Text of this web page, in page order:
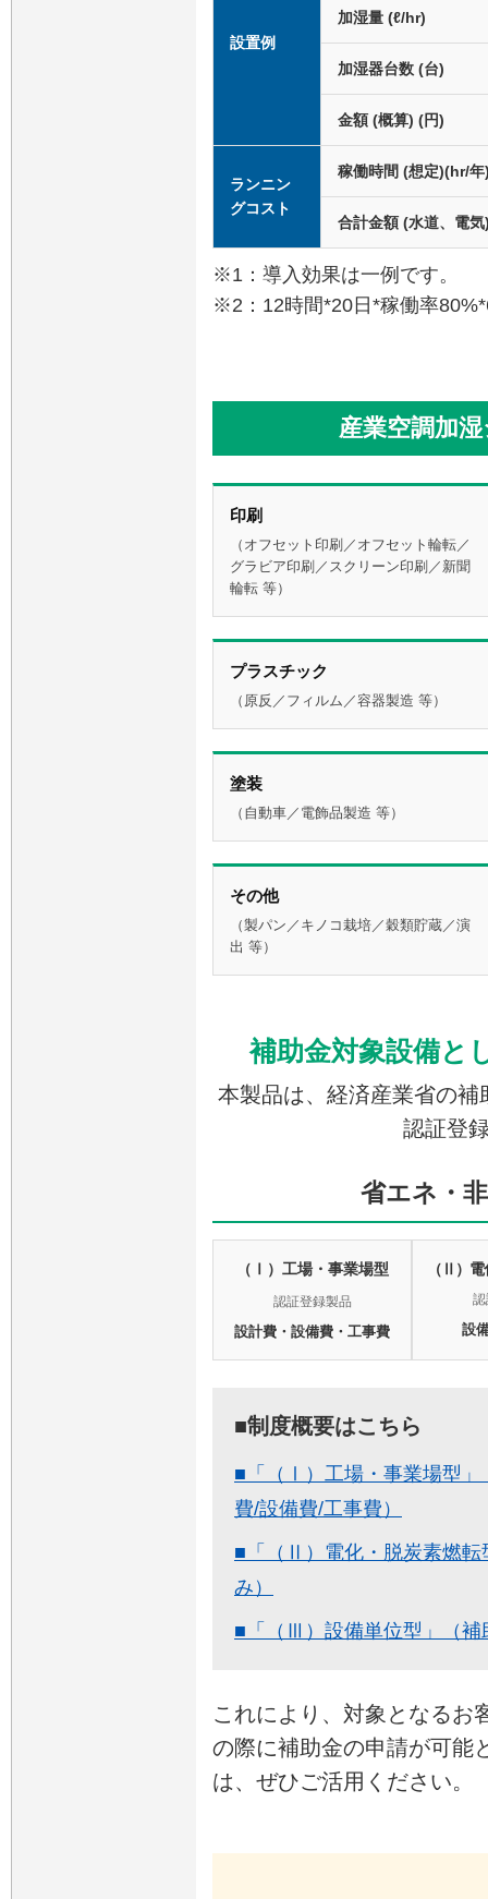
設置例
加湿量 (ℓ/hr)
加湿器台数 (台)
金額 (概算) (円)
ランニン
グコスト
稼働時間 (想定)(hr/年
合計金額 (水道、電
※1：導入効果は一例です。
※2：12時間*20日*稼働率
産業空調加
印刷
（オフセット印刷／オフセット輪転／
グラビア印刷／スクリーン印刷／新聞
輪転 等）
プラスチック
（原反／フィルム／容器製造 等）
塗装
（自動車／電飾品製造 等）
その他
（製パン／キノコ栽培／穀類貯蔵／演
出 等）
補助金対象設備と
本製品は、経済産業省の
認証登
省エネ・
（Ⅰ）工場・事業場型
認証登録製品
設計費・設備費・工事費
（Ⅱ）
設
■制度概要はこちら
■「（Ⅰ）工場・事業場型」
費/設備費/工事費）
■「（Ⅱ）電化・脱炭素燃転
み）
■「（Ⅲ）設備単位型」（補
これにより、対象となるお
の際に補助金の申請が可能
は、ぜひご活用ください。